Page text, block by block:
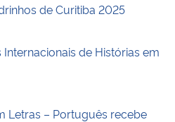
de Curitiba 2025
de Histórias em
Letras – Português recebe